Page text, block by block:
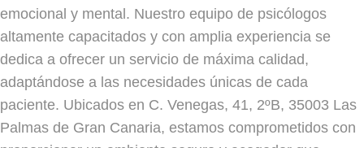
emocional y mental. Nuestro equipo de psicólogos
altamente capacitados y con amplia experiencia se
dedica a ofrecer un servicio de máxima calidad,
adaptándose a las necesidades únicas de cada
paciente. Ubicados en C. Venegas, 41, 2ºB, 35003 Las
Palmas de Gran Canaria, estamos comprometidos con